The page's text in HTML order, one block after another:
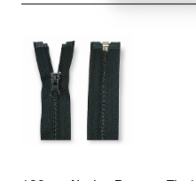
Fermuarı
45
cm
Açık